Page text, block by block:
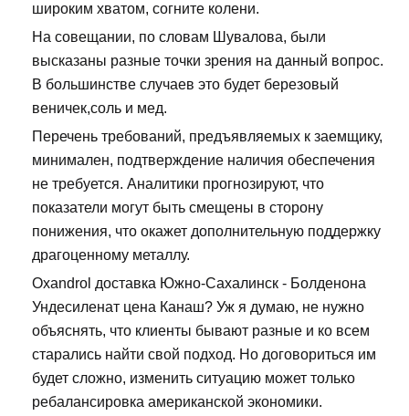
широким хватом, согните колени.
На совещании, по словам Шувалова, были
высказаны разные точки зрения на данный вопрос.
В большинстве случаев это будет березовый
веничек,соль и мед.
Перечень требований, предъявляемых к заемщику,
минимален, подтверждение наличия обеспечения
не требуется. Аналитики прогнозируют, что
показатели могут быть смещены в сторону
понижения, что окажет дополнительную поддержку
драгоценному металлу.
Oxandrol доставка Южно-Сахалинск - Болденона
Ундесиленат цена Канаш? Уж я думаю, не нужно
объяснять, что клиенты бывают разные и ко всем
старались найти свой подход. Но договориться им
будет сложно, изменить ситуацию может только
ребалансировка американской экономики.